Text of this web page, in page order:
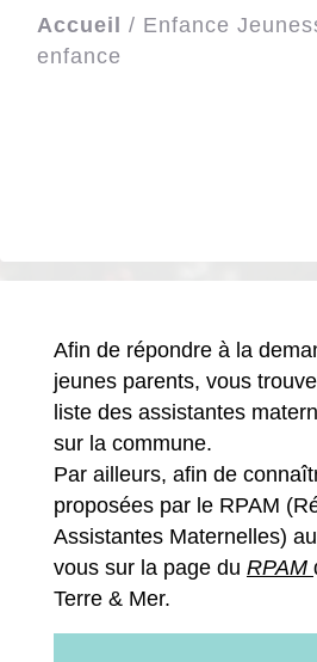
Accueil / Enfance
enfance
Afin de répondre à la
jeunes parents, vous
liste des assistantes
sur la commune.
Par ailleurs, afin de
proposées par le RPAM
Assistantes Maternelles)
vous sur la page du RPAM
Terre & Mer.